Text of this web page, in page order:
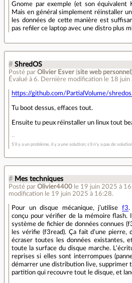
Gnome par exemple (et son équivalent
Mais en général simplement réinstaller
les données de cette manière est
pas refiler ce laptop avec une distro plus
# ShredOS
Posté par Olivier Esver (site web personnel )
Évalué à 6. Dernière modification le 18
https://github.com/PartialVolume/
Tu boot dessus, effaces tout.
Ensuite tu peux réinstaller un linux tout
S'il y a un problème, il y a une solution; s'il n'y a pas de
# Mes techniques
Posté par Olivier4400 le 19 juin 2025 à
modification le 19 juin 2025 à 16:28.
Pour un disque mécanique, j’utilise f3.
conçu pour vérifier de la mémoire flash.
système de fichier de données connues
les vérifie (f3read). Ça fait d’une pierre,
écraser toutes les données existantes,
toute la surface du disque marche.
reprises si elles sont interrompues
démarrer une distribution live, supprimer
partition qui recouvre tout le disque, et